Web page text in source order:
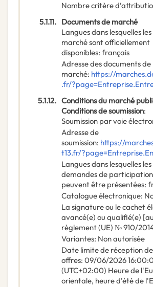
Nombre critère
5.1.11. Documents de marché
Langues dans lesquelles
marché sont officiellement
disponibles: français
Adresse des documents de
marché: https://
.fr/
5.1.12. Conditions du marché
Conditions de soumission:
Soumission par voie
Adresse de
soumission: https://
t13.fr/
Langues dans lesquelles
demandes de
peuvent être présentées:
Catalogue électronique:
La signature ou le cachet
avancé(e) ou qualifié(e)
règlement (UE) № 910/
Variantes: Non autorisée
Date limite de réception
offres: 09/06/2026
(UTC+02:00) Heure de
orientale, heure d'été de